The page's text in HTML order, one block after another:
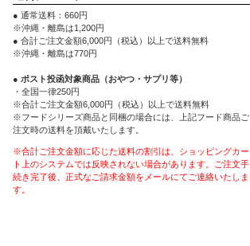
● 通常送料：660円
※沖縄・離島は1,200円
● 合計ご注文金額6,000円（税込）以上で送料無料
※沖縄・離島は770円
● ポスト投函対象商品（おやつ・サプリ等）
・全国一律250円
※合計ご注文金額6,000円（税込）以上で送料無料
※フードシリーズ商品と同梱の場合には、上記フード商品ご
注文時の送料を頂戴いたします。
※合計ご注文金額に応じた送料の割引は、ショッピングカー
ト上のシステムでは反映されない場合があります。ご注文手
続き完了後、正式なご請求金額をメールにてご連絡いたしま
す。